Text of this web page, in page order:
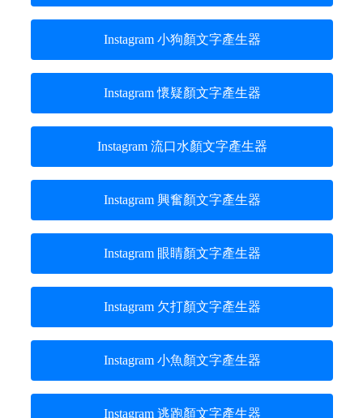
Instagram 小狗顏文字產生器
Instagram 懷疑顏文字產生器
Instagram 流口水顏文字產生器
Instagram 興奮顏文字產生器
Instagram 眼睛顏文字產生器
Instagram 欠打顏文字產生器
Instagram 小魚顏文字產生器
Instagram 逃跑顏文字產生器